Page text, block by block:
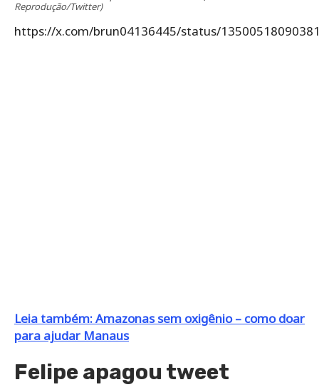
Reprodução/Twitter)
https://x.com/brun04136445/status/
Leia também: Amazonas sem oxigênio – como doar
para ajudar Manaus
Felipe apagou tweet